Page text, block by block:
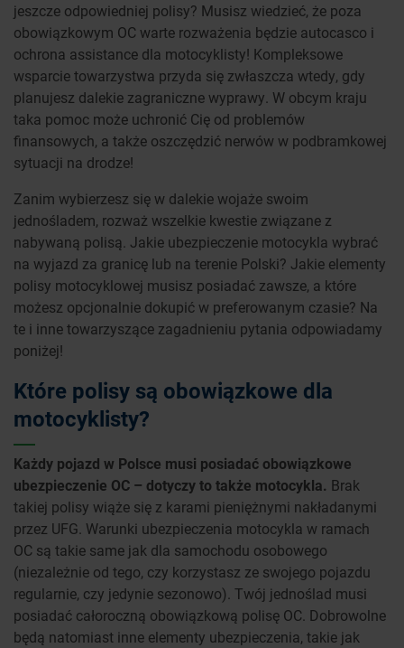
jeszcze odpowiedniej polisy? Musisz wiedzieć, że poza
obowiązkowym OC warte rozważenia będzie autocasco i
ochrona assistance dla motocyklisty! Kompleksowe
wsparcie towarzystwa przyda się zwłaszcza wtedy, gdy
planujesz dalekie zagraniczne wyprawy. W obcym kraju
taka pomoc może uchronić Cię od problemów
finansowych, a także oszczędzić nerwów w podbramkowej
sytuacji na drodze!
Zanim wybierzesz się w dalekie wojaże swoim
jednośladem, rozważ wszelkie kwestie związane z
nabywaną polisą. Jakie ubezpieczenie motocykla wybrać
na wyjazd za granicę lub na terenie Polski? Jakie elementy
polisy motocyklowej musisz posiadać zawsze, a które
możesz opcjonalnie dokupić w preferowanym czasie? Na
te i inne towarzyszące zagadnieniu pytania odpowiadamy
poniżej!
Które polisy są obowiązkowe dla
motocyklisty?
Każdy pojazd w Polsce musi posiadać obowiązkowe
ubezpieczenie OC – dotyczy to także motocykla. Brak
takiej polisy wiąże się z karami pieniężnymi nakładanymi
przez UFG. Warunki ubezpieczenia motocykla w ramach
OC są takie same jak dla samochodu osobowego
(niezależnie od tego, czy korzystasz ze swojego pojazdu
regularnie, czy jedynie sezonowo). Twój jednoślad musi
posiadać całoroczną obowiązkową polisę OC. Dobrowolne
będą natomiast inne elementy ubezpieczenia, takie jak